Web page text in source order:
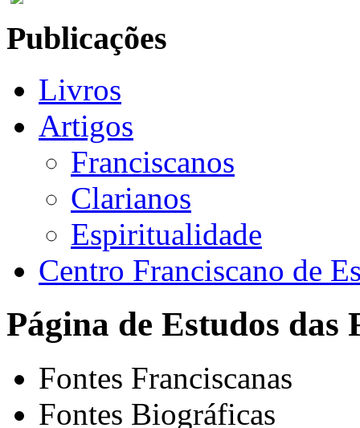
Publicações
Livros
Artigos
Franciscanos
Clarianos
Espiritualidade
Centro Franciscano de
Página de Estudos das
Fontes Franciscanas
Fontes Biográficas